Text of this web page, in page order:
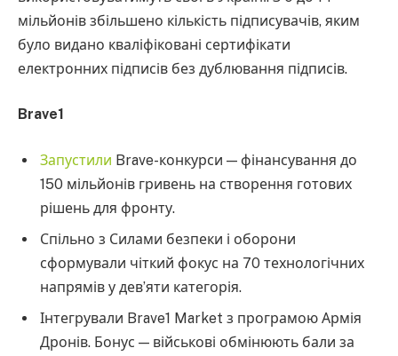
мільйонів збільшено кількість підписувачів, яким
було видано кваліфіковані сертифікати
електронних підписів без дублювання підписів.
Brave1
Запустили Brave-конкурси — фінансування до
150 мільйонів гривень на створення готових
рішень для фронту.
Спільно з Силами безпеки і оборони
сформували чіткий фокус на 70 технологічних
напрямів у девʼяти категорія.
Інтегрували Brave1 Market з програмою Армія
Дронів. Бонус — військові обмінюють бали за